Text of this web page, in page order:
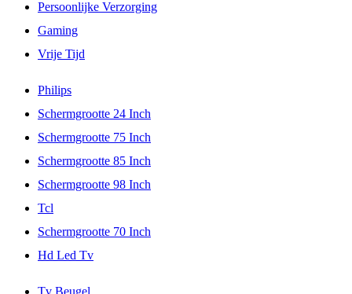
Persoonlijke Verzorging
Gaming
Vrije Tijd
Philips
Schermgrootte 24 Inch
Schermgrootte 75 Inch
Schermgrootte 85 Inch
Schermgrootte 98 Inch
Tcl
Schermgrootte 70 Inch
Hd Led Tv
Tv Beugel